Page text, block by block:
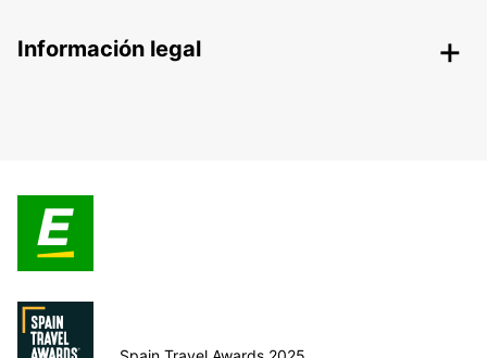
Información legal